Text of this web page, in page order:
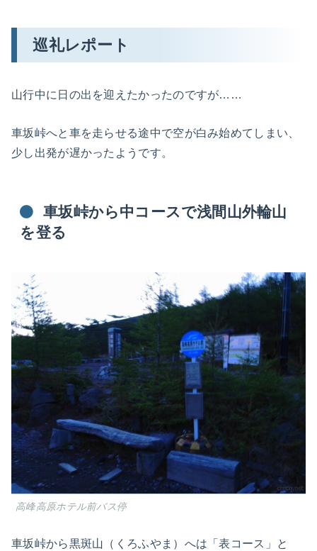
巡礼レポート
山行中に日の出を迎えたかったのですが……
車坂峠へと車を走らせる途中で空が白み始めてしまい、
少し出発が遅かったようです。
車坂峠から中コースで浅間山外輪山
を登る
高峰高原ホテル前バス停
車坂峠から黒斑山（くろふやま）へは「表コース」と